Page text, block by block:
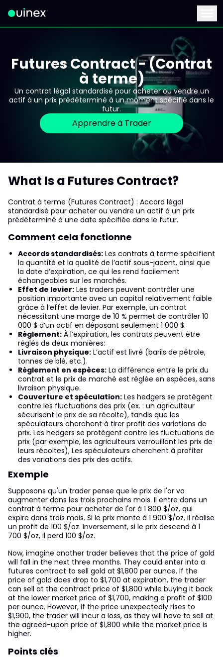
Ceci est le logo et, si vous cliquez dessus, vous serez
Futures Contract - (Contrat
à terme)
Un contrat légal standardisé pour acheter ou vendre un
actif à un prix prédéterminé à un moment spécifié dans le
futur.
Apprendre à Trader
What Is a Futures Contract?
Contrat à terme (Futures Contract) : Accord légal
standardisé pour acheter ou vendre un actif à un prix
prédéterminé à une date spécifiée dans le futur.
Comment cela fonctionne
Accords standardisés: Les contrats à terme spécifient
la quantité et la qualité de l’actif sous-jacent, ainsi que
la date d’expiration, ce qui les rend facilement
échangeables sur les marchés.
Effet de levier: Les traders peuvent contrôler une
position importante avec un capital relativement faible
grâce à l’effet de levier. Par exemple, un contrat
nécessitant une marge de 10 % permet de contrôler 10
000 $ d’un actif en déposant seulement 1 000 $.
Règlement: À l’expiration, les contrats peuvent être
réglés de deux manières:
Livraison physique: L’actif est livré (barils de pétrole,
tonnes de blé, etc.).
Règlement en espèces: La différence entre le prix du
contrat et le prix de marché est réglée en espèces, sans
livraison physique.
Couverture et spéculation: Les hedgers se protègent
contre les fluctuations des prix (ex. : un agriculteur
sécurisant le prix de sa récolte), tandis que les
spéculateurs cherchent à tirer profit des variations de
prix. Les hedgers se protègent contre les fluctuations de
prix (par exemple, les agriculteurs verrouillant les prix de
leurs récoltes), Les spéculateurs cherchent à profiter
des variations des prix des actifs.
Exemple
Supposons qu'un trader pense que le prix de l'or va
augmenter dans les trois prochains mois. Il entre dans un
contrat à terme pour acheter de l'or à 1 800 $/oz, qui
expire dans trois mois. Si le prix monte à 1 900 $/oz, il réalise
un profit de 100 $/oz. Inversement, si le prix descend à 1
700 $/oz, il perd 100 $/oz.
Now, imagine another trader believes that the price of gold
will fall in the next three months. They could enter into a
futures contract to sell gold at $1,800 per ounce. If the
price of gold does drop to $1,700 at expiration, the trader
can sell at the contract price of $1,800 while buying it back
at the lower market price of $1,700, making a profit of $100
per ounce. However, if the price unexpectedly rises to
$1,900, the trader will incur a loss, as they will have to sell at
the agreed-upon price of $1,800 while the market price is
higher.
Points clés